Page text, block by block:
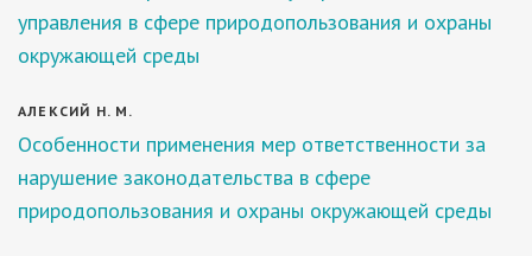
управления в сфере природопользования и охраны
окружающей среды
АЛЕКСИЙ Н. М.
Особенности применения мер ответственности за
нарушение законодательства в сфере
природопользования и охраны окружающей среды